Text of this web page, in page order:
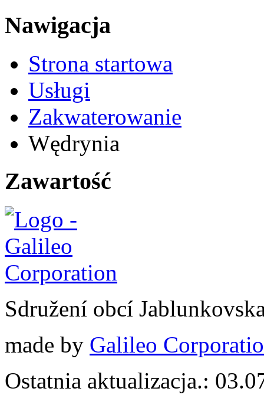
Nawigacja
Strona startowa
Usługi
Zakwaterowanie
Wędrynia
Zawartość
Sdružení obcí
made by Galileo
Ostatnia aktualizacja.: